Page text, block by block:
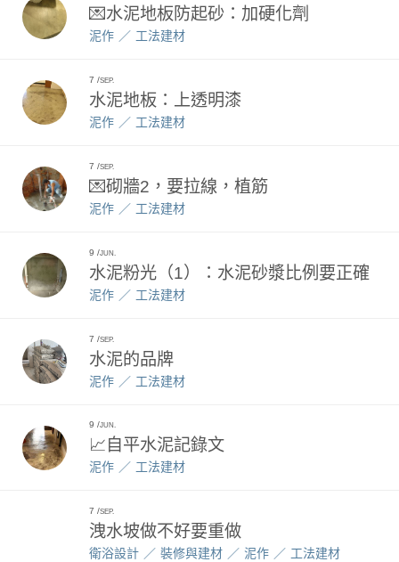
💌水泥地板防起砂：加硬化劑
泥作 工法建材
7 SEP.
水泥地板：上透明漆
泥作 工法建材
7 SEP.
💌砌牆2，要拉線，植筋
泥作 工法建材
9 JUN.
水泥粉光（1）：水泥砂漿比例要正確
泥作 工法建材
7 SEP.
水泥的品牌
泥作 工法建材
9 JUN.
📈自平水泥記錄文
泥作 工法建材
7 SEP.
洩水坡做不好要重做
衛浴設計 裝修與建材 泥作 工法建材